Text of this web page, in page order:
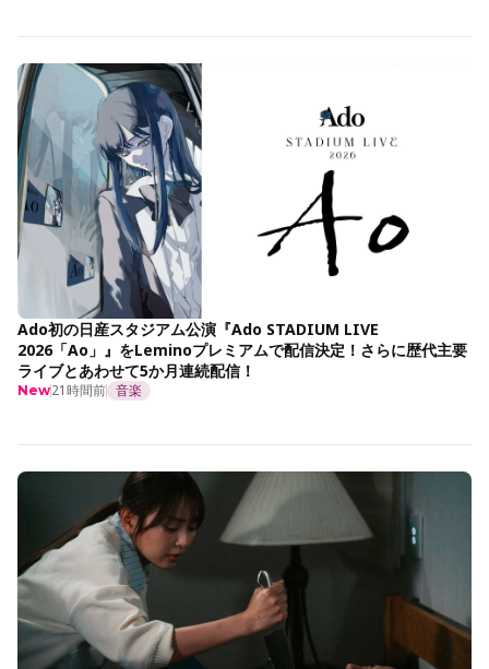
Ado初の日産スタジアム公演『Ado STADIUM LIVE
2026「Ao」』をLeminoプレミアムで配信決定！さらに歴代主要
ライブとあわせて5か月連続配信！
New21時間前 音楽